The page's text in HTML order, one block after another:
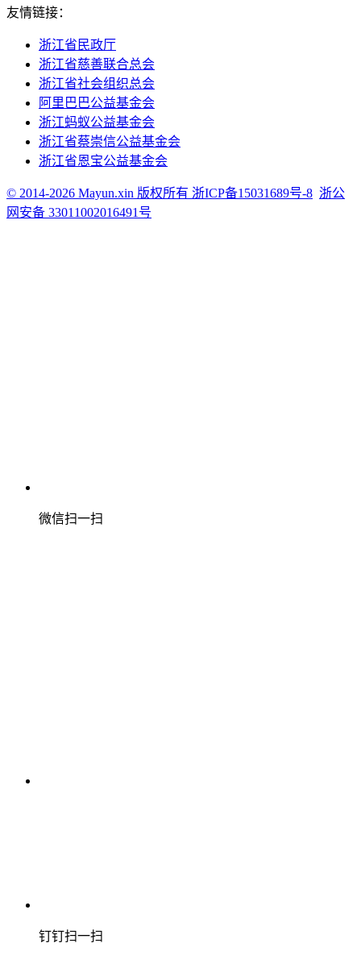
友情链接：
浙江省民政厅
浙江省慈善联合总会
浙江省社会组织总会
阿里巴巴公益基金会
浙江蚂蚁公益基金会
浙江省蔡崇信公益基金会
浙江省恩宝公益基金会
© 2014-2026 Mayun.xin 版权所有 浙ICP备15031689号-8 浙公
网安备 33011002016491号
微信扫一扫
钉钉扫一扫